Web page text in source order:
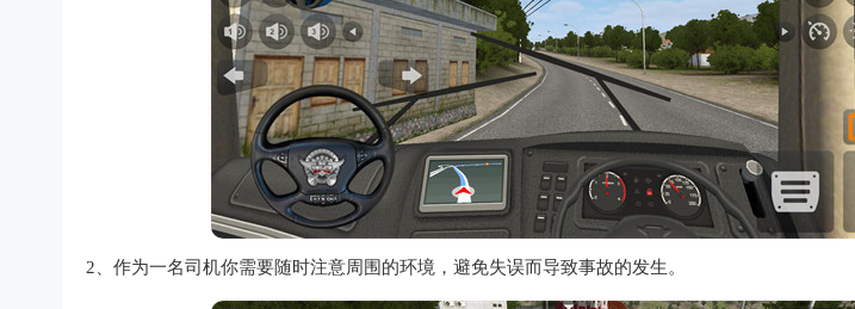
2、作为一名司机你需要随时注意周围的环境，避免失误而导致事故的发生。